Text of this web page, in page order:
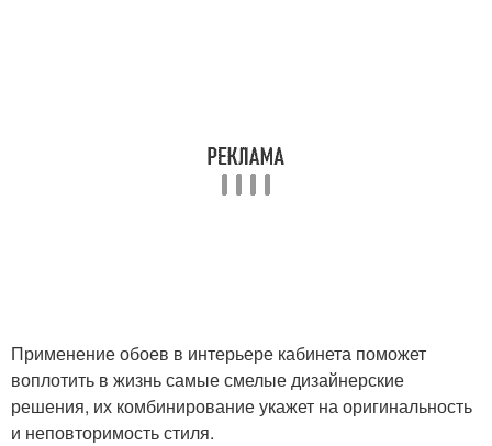
Применение обоев в интерьере кабинета поможет
воплотить в жизнь самые смелые дизайнерские
решения, их комбинирование укажет на оригинальность
и неповторимость стиля.